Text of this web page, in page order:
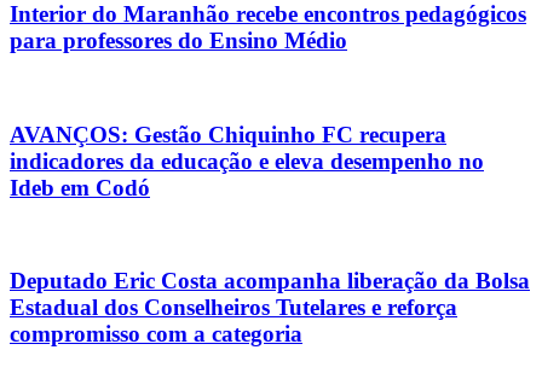
Interior do Maranhão recebe encontros pedagógicos
para professores do Ensino Médio
AVANÇOS: Gestão Chiquinho FC recupera
indicadores da educação e eleva desempenho no
Ideb em Codó
Deputado Eric Costa acompanha liberação da Bolsa
Estadual dos Conselheiros Tutelares e reforça
compromisso com a categoria